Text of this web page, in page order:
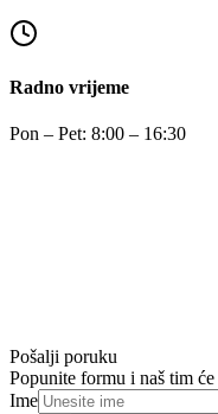
Radno vrijeme
Pon – Pet: 8:00 – 16:30
Pošalji poruku
Popunite formu i naš tim
Ime